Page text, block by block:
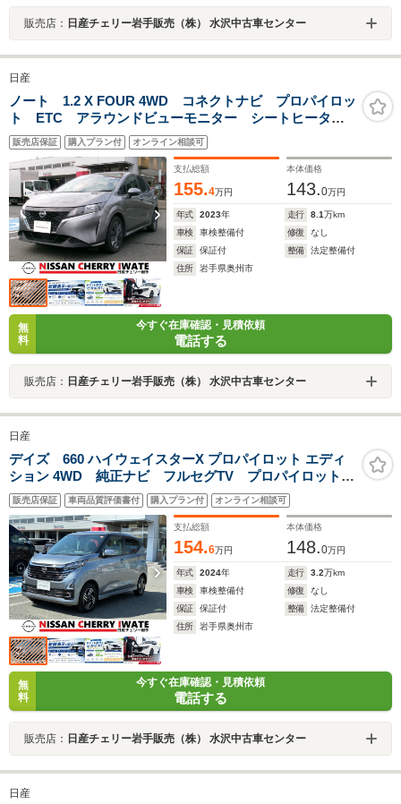
販売店： 日産チェリー岩手販売（株） 水沢中古車センター
日産
ノート 1.2 X FOUR 4WD コネクトナビ プロパイロッ
ト ETC アラウンドビューモニター シートヒータ
ー ステアリングヒーター スマートルームミラー ワ
イヤレス充電器
販売店保証 購入プラン付 オンライン相談可
支払総額
155.4万円
本体価格
143.0万円
年式 2023年 走行 8.1万km
車検
車検整備付 修復
なし
保証
保証付 整備
法定整備付
住所
岩手県奥州市
無
料
今すぐ在庫確認・見積依頼
電話する
販売店： 日産チェリー岩手販売（株） 水沢中古車センター
日産
デイズ 660 ハイウェイスターX プロパイロット エディ
ション 4WD 純正ナビ フルセグTV プロパイロット
アラウンドビューモニター ETC LEDヘッドライト
シートヒーター ステリングヒーター 1年間走行距離無
制限保証
販売店保証 車両品質評価書付 購入プラン付 オンライン相談可
支払総額
154.6万円
本体価格
148.0万円
年式 2024年 走行 3.2万km
車検
車検整備付 修復
なし
保証
保証付 整備
法定整備付
住所
岩手県奥州市
無
料
今すぐ在庫確認・見積依頼
電話する
販売店： 日産チェリー岩手販売（株） 水沢中古車センター
日産